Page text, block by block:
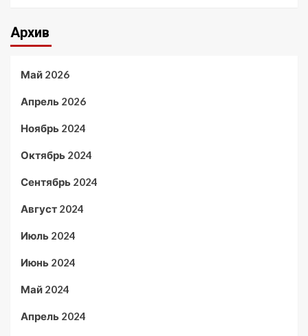
Архив
Май 2026
Апрель 2026
Ноябрь 2024
Октябрь 2024
Сентябрь 2024
Август 2024
Июль 2024
Июнь 2024
Май 2024
Апрель 2024